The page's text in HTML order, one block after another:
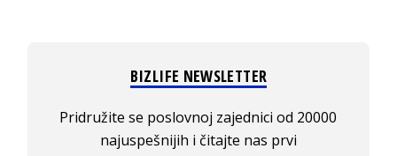
BIZLIFE NEWSLETTER
Pridružite se poslovnoj zajednici od 20000
najuspešnijih i čitajte nas prvi